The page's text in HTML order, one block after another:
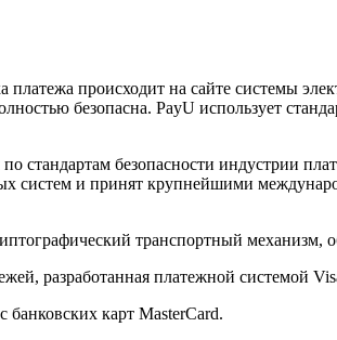
платежа происходит на сайте системы
безопасна. PayU использует
безопасности индустрии
систем и принят крупнейшими
транспортный механизм,
разработанная платежной системой
карт MasterCard.